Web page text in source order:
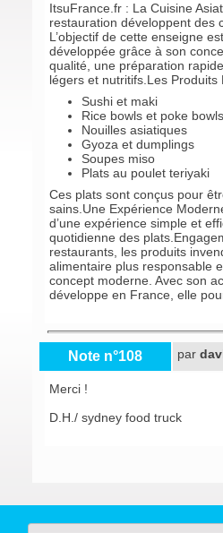
ItsuFrance.fr : La Cuisine
restauration développent des
L’objectif de cette enseigne
développée grâce à son
qualité, une préparation
légers et nutritifs.Les
Sushi et maki
Rice bowls et poke bowls
Nouilles asiatiques
Gyoza et dumplings
Soupes miso
Plats au poulet teriyaki
Ces plats sont conçus pour
sains.Une Expérience
d’une expérience simple et
quotidienne des
restaurants, les produits
alimentaire plus responsable
concept moderne. Avec son
développe en France, elle
Note n°108 par
Merci !
D.H./ sydney food truck